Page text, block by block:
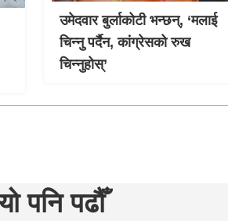
उमेदवार बुर्लाकोटी भन्छन्, ‘मलाई
चिन्नु पर्दैन, कांग्रेसको रुख
चिन्नुहोस्’
पनि पढौँ